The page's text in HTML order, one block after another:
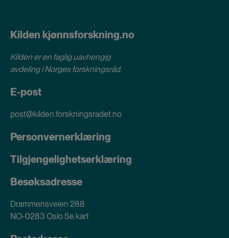
Kilden kjønnsforskning.no
Kilden er en faglig uavhengig
avdeling iNorges forskningsråd.
E-post
post@kilden.forskningsradet.no
Personvernerklæring
Tilgjengelighetserklæring
Besøksadresse
Drammensveien 288
NO-0283 OsloSe kart